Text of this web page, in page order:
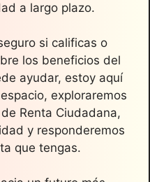
a largo plazo.
si calificas o
los beneficios del
ayudar, estoy aquí
exploraremos
Renta Ciudadana,
y responderemos
que tengas.